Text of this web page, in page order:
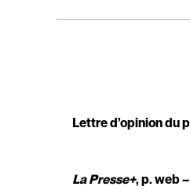
Lettre d’opinion du
La Presse+, p. web